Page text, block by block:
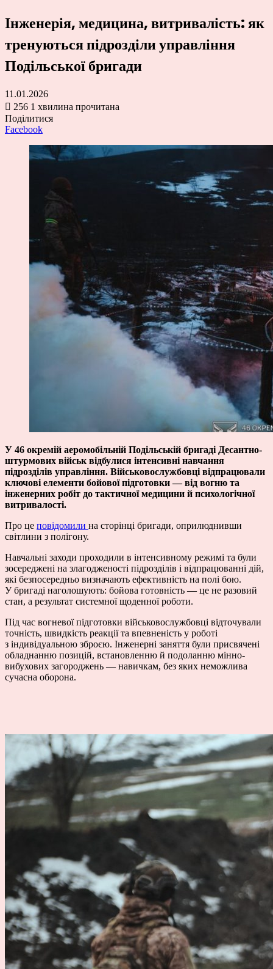
Інженерія, медицина, витривалість: як
тренуються підрозділи управління
Подільської бригади
11.01.2026
256 1 хвилина прочитана
Поділитися
Facebook
У 46 окремій аеромобільній Подільській бригаді Десантно-
штурмових військ відбулися інтенсивні навчання
підрозділів управління. Військовослужбовці відпрацювали
ключові елементи бойової підготовки — від вогню та
інженерних робіт до тактичної медицини й психологічної
витривалості.
Про це повідомили на сторінці бригади, оприлюднивши
світлини з полігону.
Навчальні заходи проходили в інтенсивному режимі та були
зосереджені на злагодженості підрозділів і відпрацюванні дій,
які безпосередньо визначають ефективність на полі бою.
У бригаді наголошують: бойова готовність — це не разовий
стан, а результат системної щоденної роботи.
Під час вогневої підготовки військовослужбовці відточували
точність, швидкість реакції та впевненість у роботі
з індивідуальною зброєю. Інженерні заняття були присвячені
обладнанню позицій, встановленню й подоланню мінно-
вибухових загороджень — навичкам, без яких неможлива
сучасна оборона.